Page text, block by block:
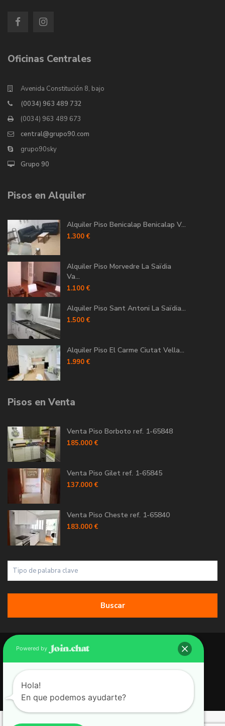
Oficinas Centrales
Avenida Constitución 8, bajo
(0034) 963 489 732
(0034) 963 489 673
central@grupo90.com
grupo90sky
Grupo 90
Pisos en Alquiler
Alquiler Piso Benicalap Benicalap V...
1.300 €
Alquiler Piso Morvedre La Saïdia
Va...
1.100 €
Alquiler Piso Sant Antoni La Saïdia...
1.500 €
Alquiler Piso El Carme Ciutat Vella...
1.990 €
Pisos en Venta
Venta Piso Borboto ref. 1-65848
185.000 €
Venta Piso Gilet ref. 1-65845
137.000 €
Venta Piso Cheste ref. 1-65840
183.000 €
Buscar
Copyright 2026 | Grupo 90 inmobiliarias. All Rights Reserved.
Política de Cookies
Política de Privacidad
Aviso Legal
Powered by
Hola!
En que podemos ayudarte?